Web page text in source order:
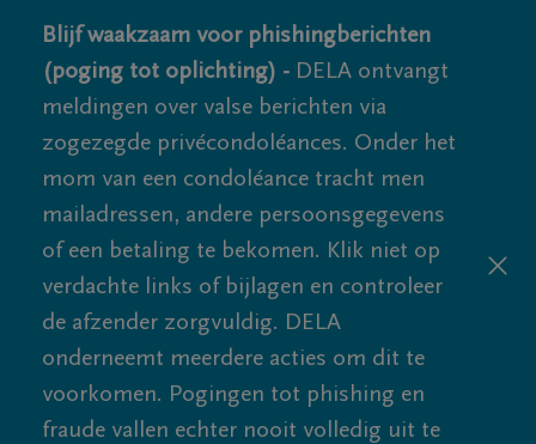
Blijf waakzaam voor phishingberichten
(poging tot oplichting) - DELA ontvangt
meldingen over valse berichten via
zogezegde privécondoléances. Onder het
mom van een condoléance tracht men
mailadressen, andere persoonsgegevens
of een betaling te bekomen. Klik niet op
verdachte links of bijlagen en controleer
de afzender zorgvuldig. DELA
onderneemt meerdere acties om dit te
voorkomen. Pogingen tot phishing en
fraude vallen echter nooit volledig uit te